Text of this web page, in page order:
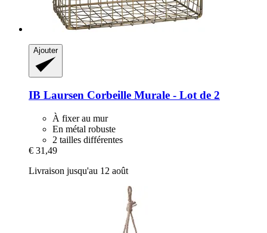
Ajouter
IB Laursen Corbeille Murale -​ Lot de 2
À fixer au mur
En métal robuste
2 tailles différentes
€ 31,49
Livraison jusqu'au 12 août